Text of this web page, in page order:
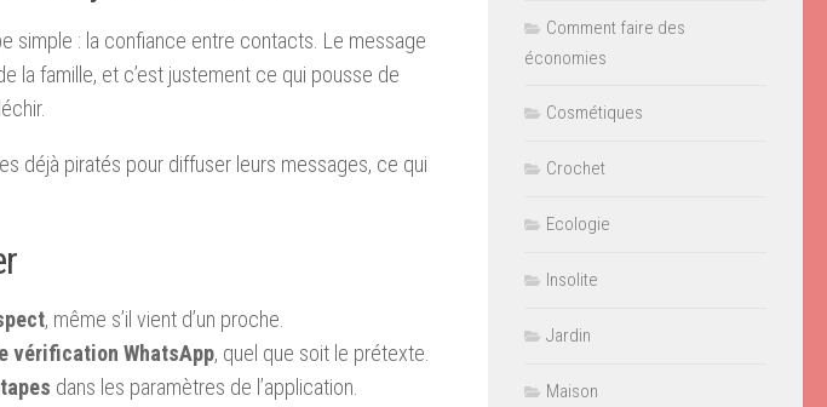
simple : la confiance entre contacts. Le message
la famille, et c’est justement ce qui pousse de
déjà piratés pour diffuser leurs messages, ce qui
, même s’il vient d’un proche.
vérification WhatsApp, quel que soit le prétexte.
dans les paramètres de l’application.
Comment faire des
économies
Cosmétiques
Crochet
Ecologie
Insolite
Jardin
Maison